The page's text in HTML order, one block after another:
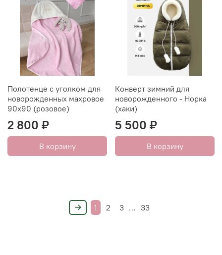
Полотенце с уголком для
новорожденных махровое
90х90 (розовое)
2 800 ₽
В корзину
Конверт зимний для
новорожденного - Норка
(хаки)
5 500 ₽
В корзину
1 2 3 … 33